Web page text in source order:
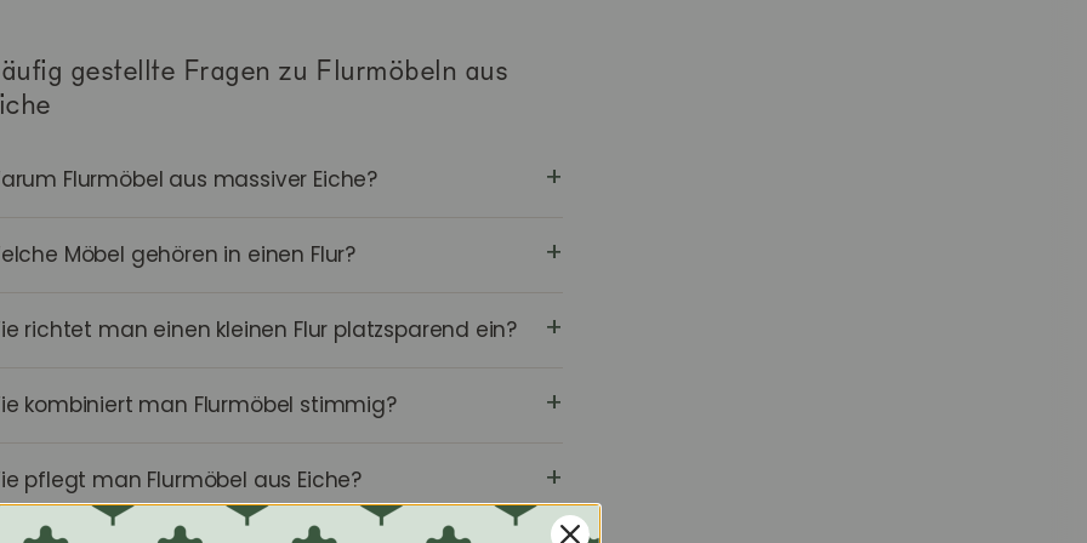
gestellte Fragen zu Flurmöbeln aus
Flurmöbel aus massiver Eiche?
Möbel gehören in einen Flur?
richtet man einen kleinen Flur platzsparend ein?
kombiniert man Flurmöbel stimmig?
pflegt man Flurmöbel aus Eiche?